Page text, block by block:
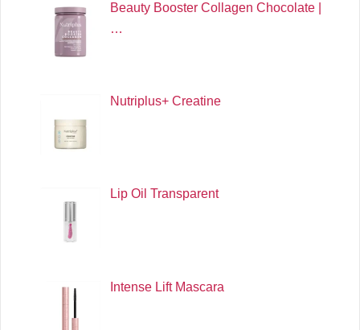
Beauty Booster Collagen Chocolate |
…
Nutriplus+ Creatine
Lip Oil Transparent
Intense Lift Mascara